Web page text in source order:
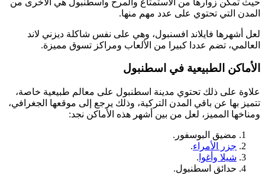
حيث تمكن زوارها من الاستمتاع والمرح واسطنبول هي الأخرى من
المدن التي تحتوي على عدد مهم منها.
لعل أشهرها فايلاند افسنبول، وهي على نفس شاكلة ديزني لاند
العالمي، تضم عددا كبيرا من الألعاب ومراكز تسوق مميزة.
الأماكن الطبيعية في اسطنبول
علاوة على ذلك تحتوي مدينة اسطنبول على معالم طبيعية خاصة،
تتميز بها عن باقي المدن التركية، وذلك يرجع إلى موقعها الجغرافي،
ومناخها المميز، لعل من بين أشهر هذه الأماكن نجد:
مضيق البوسفور.
جزر الأمراء.
شيلا وأغوا .
حدائق اسطنبول.